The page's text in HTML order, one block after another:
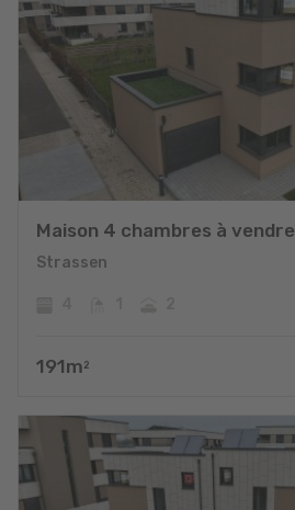
Maison 4 chambres à vendre
Strassen
191m 2